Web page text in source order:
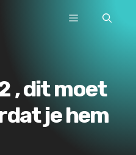
Menu
, dit moet
je hem